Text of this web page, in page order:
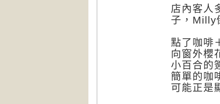
店內客人
子，Milly
點了咖啡
向窗外櫻
小百合的
簡單的咖
可能正是